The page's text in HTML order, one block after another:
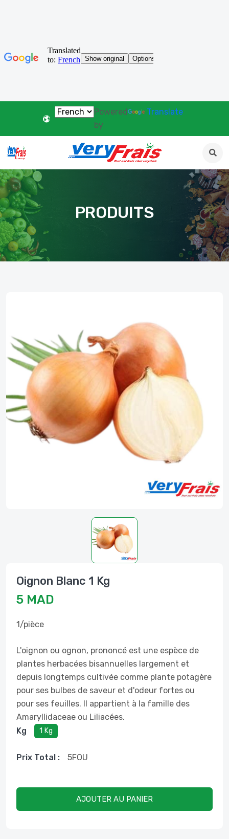
Powered
by
Translate
PRODUITS
Oignon Blanc 1 Kg
5 MAD
1/pièce
L'oignon ou ognon, prononcé est une espèce de
plantes herbacées bisannuelles largement et
depuis longtemps cultivée comme plante potagère
pour ses bulbes de saveur et d'odeur fortes ou
pour ses feuilles. Il appartient à la famille des
Amaryllidaceae ou Liliacées.
Kg
1 Kg
Prix ​​total : 5FOU
AJOUTER AU PANIER